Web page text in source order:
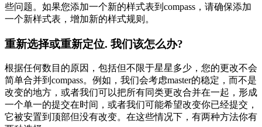
些问题。如果您添加一个新的样式表到compass，请确保添加
一个新样式表，增加新的样式规则。
重新选择或重新定位. 我们该怎么办?
根据任何数目的原因，包括但不限于星星多少，您的更改不会
简单合并到compass。例如，我们会考虑master的稳定，而不是
改变的地方，或者我们可以把所有同类更改合并在一起，形成
一个单一的提交在时间，或者我们可能希望改变你已经提交，
它被安置到顶部但没有改变。在这些情况下，有两种方法你有